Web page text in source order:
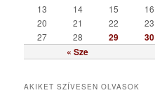
« Sze
13
14 15 16
20 21 22 23
27
28 29 30
AKIKET SZÍVESEN OLVASOK